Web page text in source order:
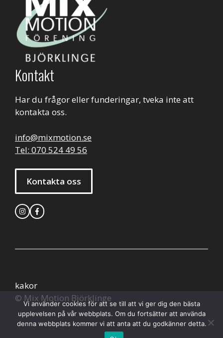
Kontakt
Har du frågor eller funderingar, tveka inte att
kontakta oss.
info@mixmotion.se
Tel: 070 524 49 56
Kontakta oss
© Mix Motion Björklinge
kakor
Vi använder cookies för att se till att vi ger dig den bästa
upplevelsen på vår webbplats. Om du fortsätter att använda
denna webbplats kommer vi att anta att du godkänner detta.